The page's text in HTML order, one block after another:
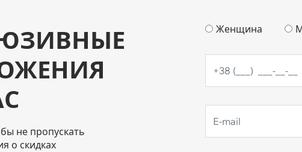
не пропускать
о скидках
Женщина